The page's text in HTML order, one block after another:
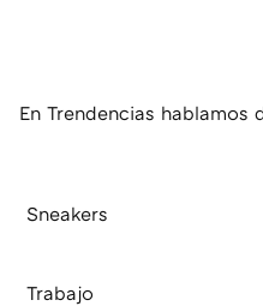
En Trendencias hablamos
Sneakers
Trabajo